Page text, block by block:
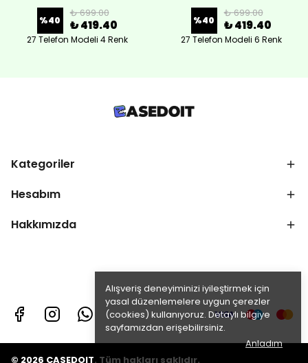
Alışveriş deneyiminizi iyileştirmek için
yasal düzenlemelere uygun çerezler
(cookies) kullanıyoruz. Detaylı bilgiye
sayfamızdan erişebilirsiniz.
Anladım
%40
₺ 699.00
₺ 419.40
27 Telefon Modeli 4 Renk
%40
₺ 699.00
₺ 419.40
27 Telefon Modeli 6 Renk
Kategoriler
Hesabım
Hakkımızda
© 2026 CASEDOIT. Tüm hakları saklıdır.